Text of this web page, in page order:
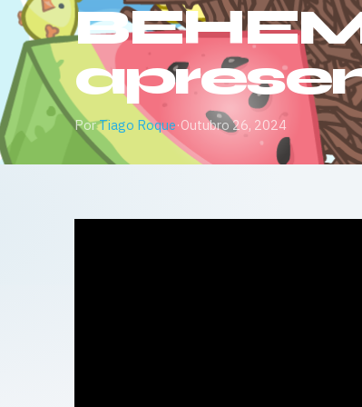
PorTiago Roque·Outubro 26, 2024